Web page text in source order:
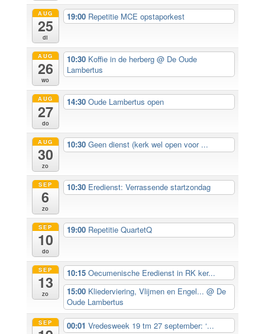
AUG
25
di
19:00 Repetitie MCE opstaporkest
AUG
26
wo
10:30 Koffie in de herberg@ De Oude
Lambertus
AUG
27
do
14:30Oude Lambertus open
AUG
30
zo
10:30Geen dienst (kerk wel open voor ...
SEP
6
zo
10:30 Eredienst: Verrassende startzondag
SEP
10
do
19:00 Repetitie QuartetQ
SEP
13
zo
10:15Oecumenische Eredienst in RK ker...
15:00 Kliederviering, Vlijmen en Engel...@ De
Oude Lambertus
SEP 00:01Vredesweek 19 tm 27 september: ‘...